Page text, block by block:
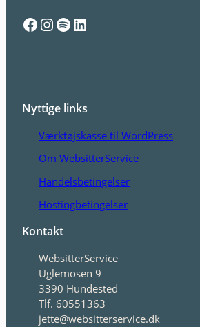
Facebook InstagramSpotify LinkedIn
Nyttige links
Værktøjskasse til WordPress
Om WebsitterService
Handelsbetingelser
Hostingbetingelser
Kontakt
WebsitterService
Uglemosen 9
3390 Hundested
Tlf. 60551363
jette@websitterservice.dk